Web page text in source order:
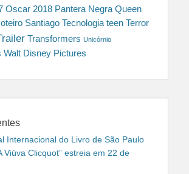
Oscar 2018 Pantera Negra Queen
Santiago Tecnologia teen Terror
Transformers Unicórnio
Walt Disney Pictures
Internacional do Livro de São Paulo
Viúva Clicquot” estreia em 22 de